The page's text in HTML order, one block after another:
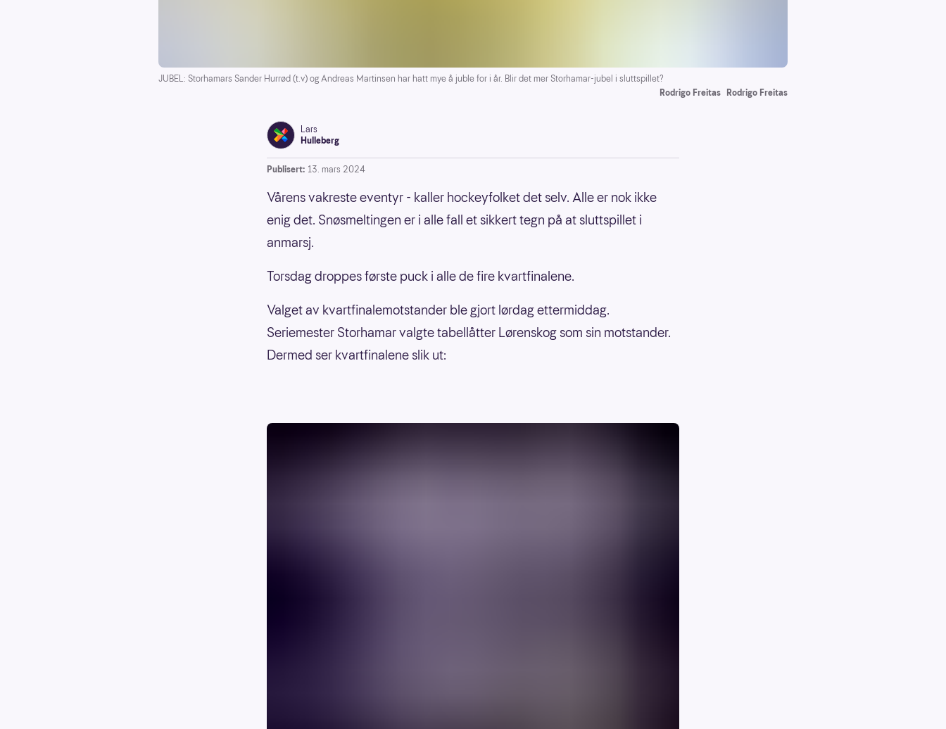
JUBEL: Storhamars Sander Hurrød (t.v) og Andreas Martinsen har hatt mye å juble for i år. Blir det mer Storhamar-jubel i sluttspillet?
Rodrigo Freitas Rodrigo Freitas
Lars
Hulleberg
Publisert: 13. mars 2024
Vårens vakreste eventyr - kaller hockeyfolket det selv. Alle er nok ikke
enig det. Snøsmeltingen er i alle fall et sikkert tegn på at sluttspillet i
anmarsj.
Torsdag droppes første puck i alle de fire kvartfinalene.
Valget av kvartfinalemotstander ble gjort lørdag ettermiddag.
Seriemester Storhamar valgte tabellåtter Lørenskog som sin motstander.
Dermed ser kvartfinalene slik ut: